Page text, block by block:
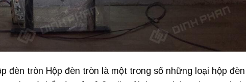
đèn tròn Hộp đèn tròn là một trong số những loại hộp đèn